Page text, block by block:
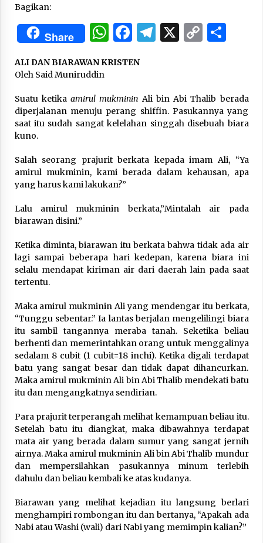
“One Piece”, Cara Barat Mengejar Mimpi
3 months ago
3 months ago
“Allahukrasi”: The Power of Management!
3 months ago
Manajemen “Qaddamat Lighad”: Menjadi
Manusia Visioner dan Beretika
3 months ago
3 months ago
Said Muniruddin Latih Mental dan Spiritual 80
Siswa YPHC
3 months ago
untuk 179 Guru Diniyah Disdikbud Kota Banda
Aceh
4 months ago
SELVi: Sebuah Model Motivasi dalam
Kepemimpinan Bisnis
4 months ago
Eksistensi Iran dalam Tiga Ayat: Memahami
Aliansi Yahudi dan Kristen dalam Dinamika
Nubuwwat
Bagikan:
Share WhatsApp
Facebook
Telegram
X Copy
ALI DAN BIARAWAN KRISTEN
Oleh Said Muniruddin
Suatu ketika amirul mukminin Ali bin Abi Thalib berada
diperjalanan menuju perang shiffin. Pasukan­nya yang
saat itu sudah sangat kelelahan singgah disebuah biara
kuno.
Salah seorang prajurit berkata kepada imam Ali, “Ya
amirul mukminin, kami berada dalam kehausan, apa
yang harus kami lakukan?”
Lalu amirul mukminin berkata,”Mintalah air pada
biarawan disini.”
Ketika diminta, biarawan itu berkata bahwa tidak ada air
lagi sampai beberapa hari kedepan, karena biara ini
selalu mendapat kiriman air dari daerah lain pada saat
tertentu.
Maka amirul mukminin Ali yang mendengar itu berkata,
“Tunggu sebentar.” Ia lantas berjalan mengelilingi biara
itu sambil tangannya meraba tanah. Seketika beliau
berhenti dan memerintahkan orang untuk menggalinya
sedalam 8 cubit (1 cubit=18 inchi). Ketika digali terdapat
batu yang sangat besar dan tidak dapat dihancurkan.
Mak­a amirul mukminin Ali bin Abi Thalib mendekati batu
itu dan mengangkatnya sendirian.
Para prajurit terperangah melihat kemampuan beliau itu.
Setelah batu itu diangkat, maka dibawahnya terdapat
mata air yang berada dalam sumur yang sangat jernih
airnya. Maka amirul mukminin Ali bin Abi Thalib mundur
dan mempersilahkan pasukannya minum terlebih
dahulu dan beliau kembali ke atas kudanya.
Biarawa­n yang melihat kejadian itu langsung berlari
menghampiri rombongan itu dan bertanya, “Apakah ada
Nabi atau Washi (wali) dari Nabi yang memimpin kalian?”